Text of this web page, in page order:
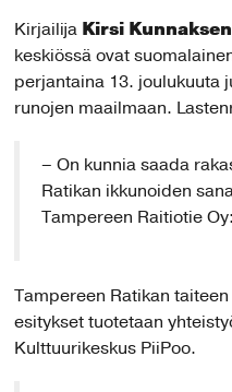
Kirjailija Kirsi Kunnaksen
keskiössä ovat
perjantaina 13. joulukuuta
runojen maailmaan.
– On kunnia saada
Ratikan ikkunoiden
Tampereen Raitiotie
Tampereen Ratikan
esitykset tuotetaan
Kulttuurikeskus PiiPoo.